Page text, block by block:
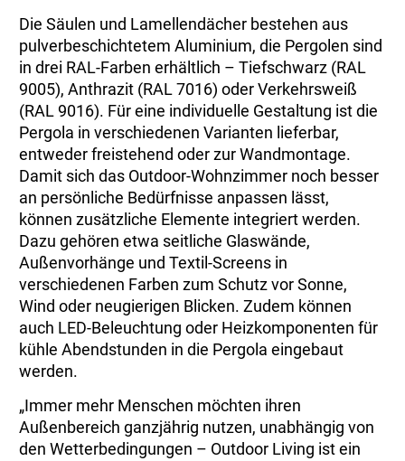
Die Säulen und Lamellendächer bestehen aus
pulverbeschichtetem Aluminium, die Pergolen sind
in drei RAL-Farben erhältlich – Tiefschwarz (RAL
9005), Anthrazit (RAL 7016) oder Verkehrsweiß
(RAL 9016). Für eine individuelle Gestaltung ist die
Pergola in verschiedenen Varianten lieferbar,
entweder freistehend oder zur Wandmontage.
Damit sich das Outdoor-Wohnzimmer noch besser
an persönliche Bedürfnisse anpassen lässt,
können zusätzliche Elemente integriert werden.
Dazu gehören etwa seitliche Glaswände,
Außenvorhänge und Textil-Screens in
verschiedenen Farben zum Schutz vor Sonne,
Wind oder neugierigen Blicken. Zudem können
auch LED-Beleuchtung oder Heizkomponenten für
kühle Abendstunden in die Pergola eingebaut
werden.
„Immer mehr Menschen möchten ihren
Außenbereich ganzjährig nutzen, unabhängig von
den Wetterbedingungen – Outdoor Living ist ein